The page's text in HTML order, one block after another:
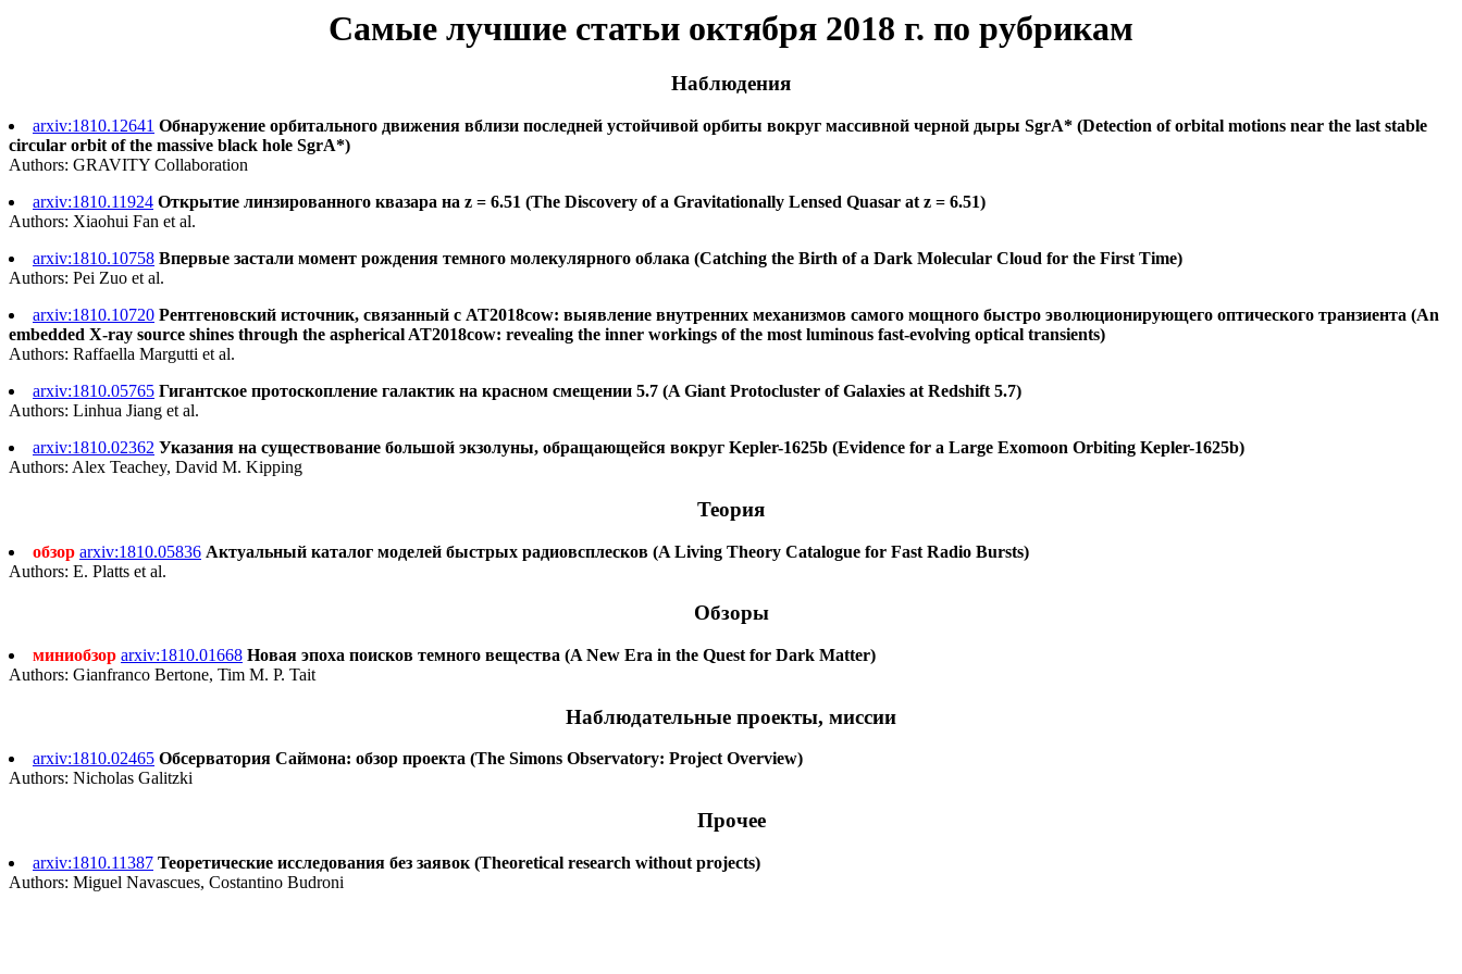
Самые лучшие статьи октября 2018 г. по рубрикам
Наблюдения
arxiv:1810.12641 Обнаружение орбитального движения вблизи последней устойчивой орбиты вокруг массивной черной дыры SgrA* (Detection of orbital motions near the last stable
circular orbit of the massive black hole SgrA*)
Authors: GRAVITY Collaboration
arxiv:1810.11924 Открытие линзированного квазара на z = 6.51 (The Discovery of a Gravitationally Lensed Quasar at z = 6.51)
Authors: Xiaohui Fan et al.
arxiv:1810.10758 Впервые застали момент рождения темного молекулярного облака (Catching the Birth of a Dark Molecular Cloud for the First Time)
Authors: Pei Zuo et al.
arxiv:1810.10720 Рентгеновский источник, связанный с AT2018cow: выявление внутренних механизмов самого мощного быстро эволюционирующего оптического транзиента (An
embedded X-ray source shines through the aspherical AT2018cow: revealing the inner workings of the most luminous fast-evolving optical transients)
Authors: Raffaella Margutti et al.
arxiv:1810.05765 Гигантское протоскопление галактик на красном смещении 5.7 (A Giant Protocluster of Galaxies at Redshift 5.7)
Authors: Linhua Jiang et al.
arxiv:1810.02362 Указания на существование большой экзолуны, обращающейся вокруг Kepler-1625b (Evidence for a Large Exomoon Orbiting Kepler-1625b)
Authors: Alex Teachey, David M. Kipping
Теория
обзор arxiv:1810.05836 Актуальный каталог моделей быстрых радиовсплесков (A Living Theory Catalogue for Fast Radio Bursts)
Authors: E. Platts et al.
Обзоры
миниобзор arxiv:1810.01668 Новая эпоха поисков темного вещества (A New Era in the Quest for Dark Matter)
Authors: Gianfranco Bertone, Tim M. P. Tait
Наблюдательные проекты, миссии
arxiv:1810.02465 Обсерватория Саймона: обзор проекта (The Simons Observatory: Project Overview)
Authors: Nicholas Galitzki
Прочее
arxiv:1810.11387 Теоретические исследования без заявок (Theoretical research without projects)
Authors: Miguel Navascues, Costantino Budroni